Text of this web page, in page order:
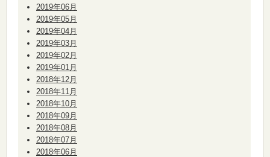
2019年06月
2019年05月
2019年04月
2019年03月
2019年02月
2019年01月
2018年12月
2018年11月
2018年10月
2018年09月
2018年08月
2018年07月
2018年06月